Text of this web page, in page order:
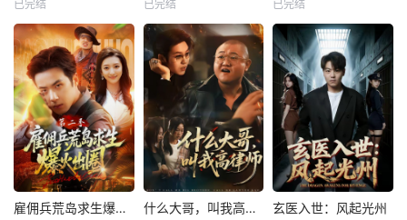
已完结 已完结 已完结
雇佣兵荒岛求生爆火出圈第二季 什么大哥，叫我高律师 玄医入世：风起光州